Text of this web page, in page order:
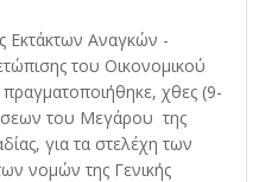
Εκτάκτων Αναγκών -
του Οικονομικού
χθες (9-
του Μεγάρου της
για τα στελέχη των
νομών της Γενικής